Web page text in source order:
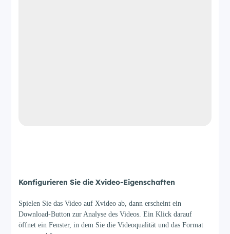
Konfigurieren Sie die Xvideo-Eigenschaften
Spielen Sie das Video auf Xvideo ab, dann erscheint ein
Download-Button zur Analyse des Videos. Ein Klick darauf
öffnet ein Fenster, in dem Sie die Videoqualität und das Format